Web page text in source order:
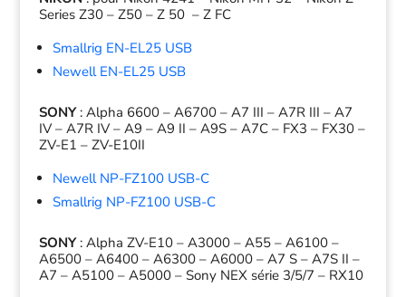
Series Z30 – Z50 – Z 50 – Z FC
Smallrig EN-EL25 USB
Newell EN-EL25 USB
SONY: Alpha 6600 – A6700– A7 III – A7R III – A7
IV – A7R IV – A9 – A9 II –A9S – A7C – FX3 – FX30 –
ZV-E1 – ZV-E10II
Newell NP-FZ100 USB-C
Smallrig NP-FZ100 USB-C
SONY:Alpha ZV-E10 – A3000 – A55 – A6100 –
A6500 – A6400 – A6300 – A6000 – A7 S – A7S II –
A7 – A5100 – A5000 – Sony NEX série 3/5/7 – RX10